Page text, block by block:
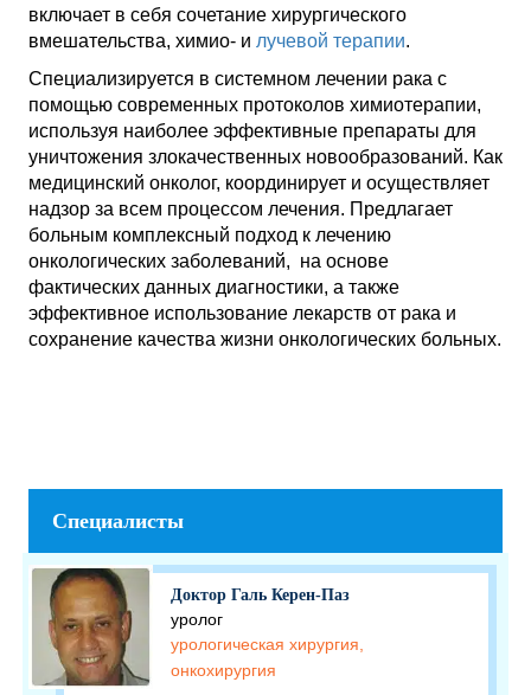
включает в себя сочетание хирургического
вмешательства, химио- и лучевой терапии.
Специализируется в системном лечении рака с
помощью современных протоколов химиотерапии,
используя наиболее эффективные препараты для
уничтожения злокачественных новообразований. Как
медицинский онколог, координирует и осуществляет
надзор за всем процессом лечения. Предлагает
больным комплексный подход к лечению
онкологических заболеваний, на основе
фактических данных диагностики, а также
эффективное использование лекарств от рака и
сохранение качества жизни онкологических больных.
Специалисты
Доктор Галь Керен-Паз
уролог
урологическая хирургия,
онкохирургия